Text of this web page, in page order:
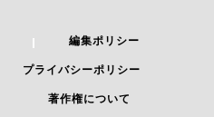
編集ポリシー
プライバシーポリシー
著作権について